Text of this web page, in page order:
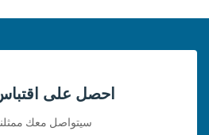
احصل على
سيتواصل معك